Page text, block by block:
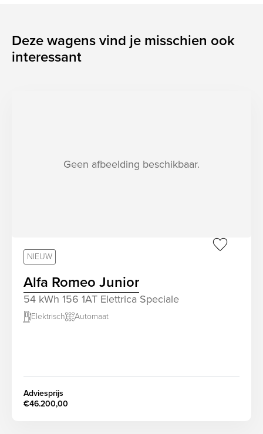
Deze wagens vind je misschien ook
interessant
Geen afbeelding beschikbaar.
NIEUW
Alfa Romeo Junior
54 kWh 156 1AT Elettrica Speciale
Elektrisch Automaat
Adviesprijs
€46.200,00